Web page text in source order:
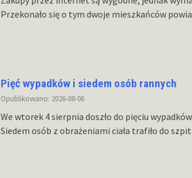
Przekonało się o tym dwoje mieszkańców
Pięć wypadków i siedem osób rannych
Opublikowano: 2026-08-06
We wtorek 4 sierpnia doszło do pięciu
Siedem osób z obrażeniami ciała trafiło do